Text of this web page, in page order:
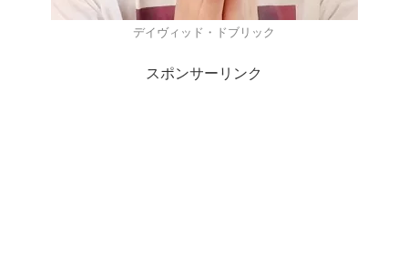
デイヴィッド・ドブリック
スポンサーリンク